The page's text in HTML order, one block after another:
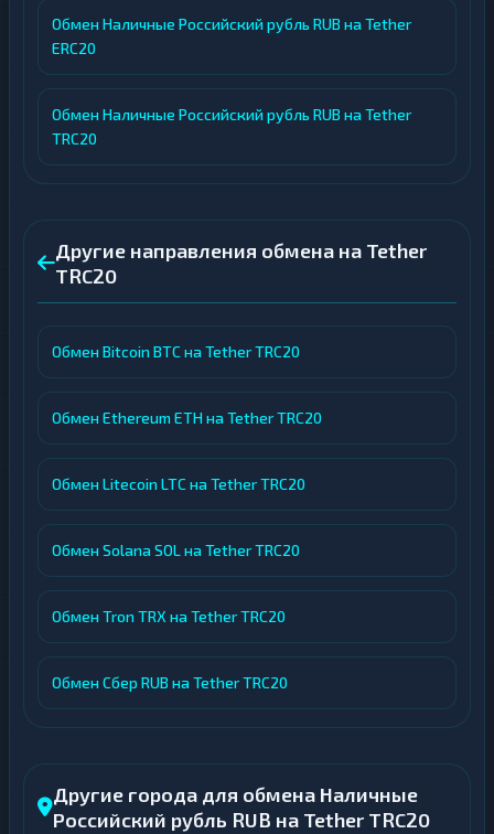
Обмен Наличные Российский рубль RUB на Tether
ERC20
Обмен Наличные Российский рубль RUB на Tether
TRC20
Другие направления обмена на Tether
TRC20
Обмен Bitcoin BTC на Tether TRC20
Обмен Ethereum ETH на Tether TRC20
Обмен Litecoin LTC на Tether TRC20
Обмен Solana SOL на Tether TRC20
Обмен Tron TRX на Tether TRC20
Обмен Сбер RUB на Tether TRC20
Другие города для обмена Наличные
Российский рубль RUB на Tether TRC20